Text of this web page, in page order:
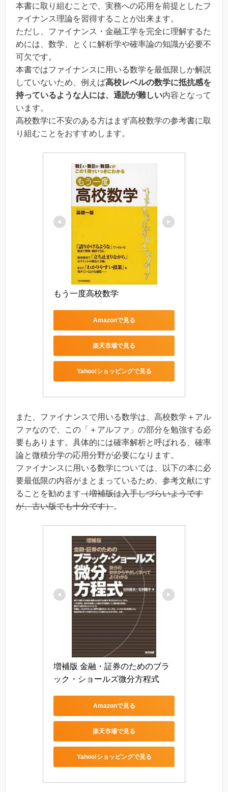
本書に取り組むことで、実務への応用を前提としたフ
ァイナンス理論を習得することが出来ます。
ただし、ファイナンス・金融工学を完全に理解するた
めには、数学、とくに解析学や確率論の知識が必要不
可欠です。
本書ではファイナンスに用いる数学を最低限しか解説
していないため、例えば高校レベルの数学に抵抗感を
持っているような人には、通読が難しい内容となって
います。
高校数学に不安のある方はまず高校数学の参考書に取
り組むことをおすすめします。
もう一度高校数学
Amazonで見る
楽天市場で見る
Yahoo!ショッピングで見る
また、ファイナンスで用いる数学は、高校数学＋アル
ファなので、この「＋アルファ」の部分を勉強する必
要もあります。具体的には確率解析と呼ばれる、確率
論と微積分学の応用分野が必要になります。
ファイナンスに用いる数学については、以下の本に必
要最低限の内容がまとまっているため、参考文献にす
ることを勧めます（増補版は入手しづらいようです
が、古い版でも十分です）。
増補版 金融・証券のためのブラ
ック・ショールズ微分方程式
Amazonで見る
楽天市場で見る
Yahoo!ショッピングで見る